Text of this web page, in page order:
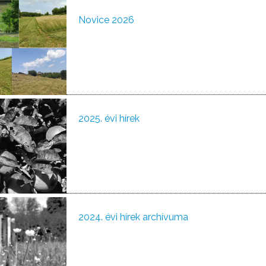
Novice 2026
2025. évi hírek
2024. évi hírek archívuma